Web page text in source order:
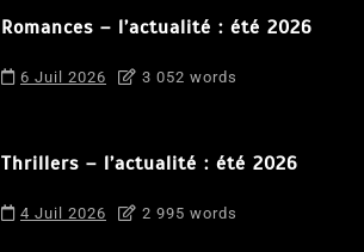
Romances – l’actualité : été 2026
6 Juil 2026 3 052 words
Thrillers – l’actualité : été 2026
4 Juil 2026 2 995 words